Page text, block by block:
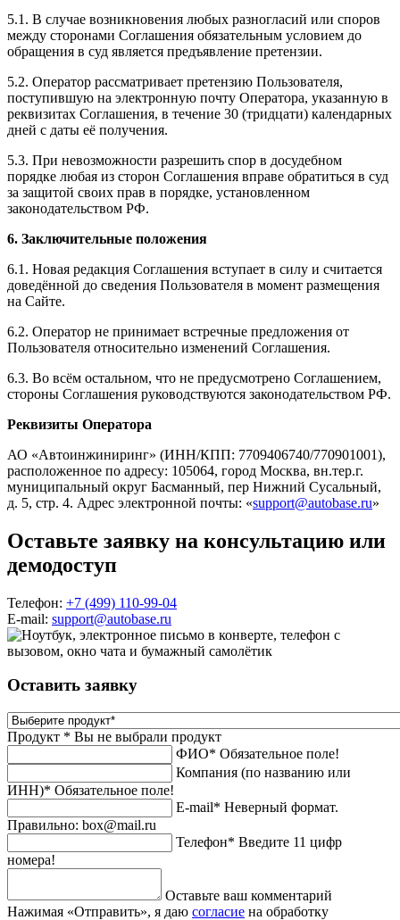
5.1. В случае возникновения любых разногласий или споров
между сторонами Соглашения обязательным условием до
обращения в суд является предъявление претензии.
5.2. Оператор рассматривает претензию Пользователя,
поступившую на электронную почту Оператора, указанную в
реквизитах Соглашения, в течение 30 (тридцати) календарных
дней с даты её получения.
5.3. При невозможности разрешить спор в досудебном
порядке любая из сторон Соглашения вправе обратиться в суд
за защитой своих прав в порядке, установленном
законодательством РФ.
6. Заключительные положения
6.1. Новая редакция Соглашения вступает в силу и считается
доведённой до сведения Пользователя в момент размещения
на Сайте.
6.2. Оператор не принимает встречные предложения от
Пользователя относительно изменений Соглашения.
6.3. Во всём остальном, что не предусмотрено Соглашением,
стороны Соглашения руководствуются законодательством РФ.
Реквизиты Оператора
АО «Автоинжиниринг» (ИНН/КПП: 7709406740/770901001),
расположенное по адресу: 105064, город Москва, вн.тер.г.
муниципальный округ Басманный, пер Нижний Сусальный,
д. 5, стр. 4. Адрес электронной почты: «support@autobase.ru»
Оставьте заявку на консультацию или
демодоступ
Телефон: +7 (499) 110-99-04
E-mail: support@autobase.ru
Оставить заявку
Продукт * Вы не выбрали продукт
ФИО* Обязательное поле!
Компания (по названию или
ИНН)* Обязательное поле!
E-mail* Неверный формат.
Правильно: box@mail.ru
Телефон* Введите 11 цифр
номера!
Оставьте ваш комментарий
Нажимая «Отправить», я даю согласие на обработку